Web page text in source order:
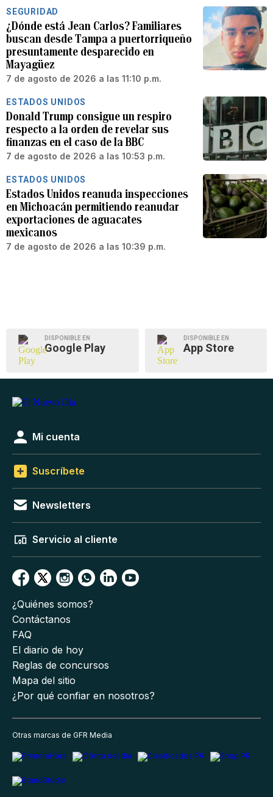
SEGURIDAD
¿Dónde está Jean Carlos? Familiares
buscan desde Tampa a puertorriqueño
presuntamente desparecido en
Mayagüez
7 de agosto de 2026 a las 11:10 p.m.
ESTADOS UNIDOS
Donald Trump consigue un respiro
respecto a la orden de revelar sus
finanzas en el caso de la BBC
7 de agosto de 2026 a las 10:53 p.m.
ESTADOS UNIDOS
Estados Unidos reanuda inspecciones
en Michoacán permitiendo reanudar
exportaciones de aguacates
mexicanos
7 de agosto de 2026 a las 10:39 p.m.
DISPONIBLE EN
Google Play
DISPONIBLE EN
App Store
Mi cuenta
Suscríbete
Newsletters
Servicio al cliente
¿Quiénes somos?
Contáctanos
FAQ
El diario de hoy
Reglas de concursos
Mapa del sitio
¿Por qué confiar en nosotros?
Otras marcas de GFR Media